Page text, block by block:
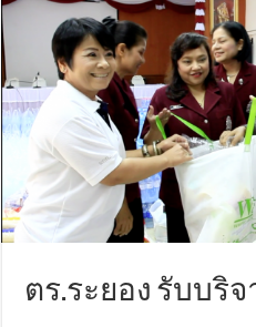
ตร.ระยอง รับบริ